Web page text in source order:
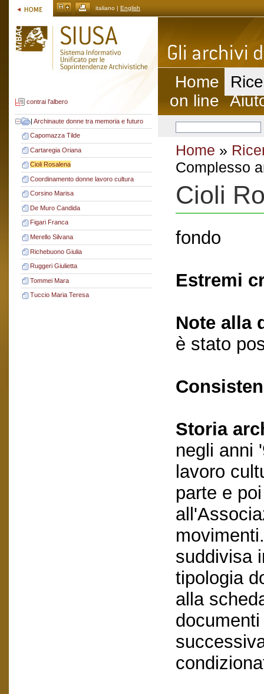
italiano | English
contrai l'albero
| Archinaute donne tra memoria e futuro
Capomazza Tilde
Cartaregia Oriana
Cioli Rosalena
Coordinamento donne lavoro cultura
Corsino Marisa
De Muro Candida
Figari Franca
Merello Silvana
Richebuono Giulia
Ruggeri Giulietta
Tommei Mara
Tuccio Maria Teresa
Home
on line
Home »
Complesso
Cioli
fondo
Estremi
Note alla
è stato
Storia
negli anni
lavoro
parte e
suddivisa
tipologia
alla